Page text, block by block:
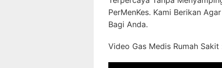
PerMenKes. Kami Berikan
Bagi Anda.
Video Gas Medis Rumah Sakit